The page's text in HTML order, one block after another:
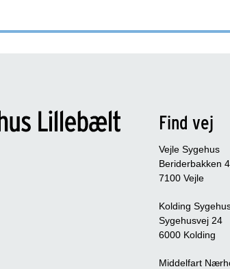
Find vej
Vejle Sygehus
Beriderbakken 4
7100 Vejle
Kolding
Sygehusvej 24
6000 Kolding
Middelfart